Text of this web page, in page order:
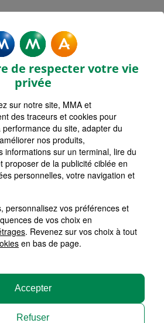
par code postal ou ville
pour voir les suggestions de
disponible
18h00
de respecter votre vie
privée
sur notre site, MMA et
des traceurs et cookies pour
du site, adapter du
nos produits,
informations sur un terminal, lire du
proposer de la publicité ciblée en
personnelles, votre navigation et
personnalisez vos préférences et
de vos choix en
. Revenez sur vos choix à tout
en bas de page.
Refuser
Accepter